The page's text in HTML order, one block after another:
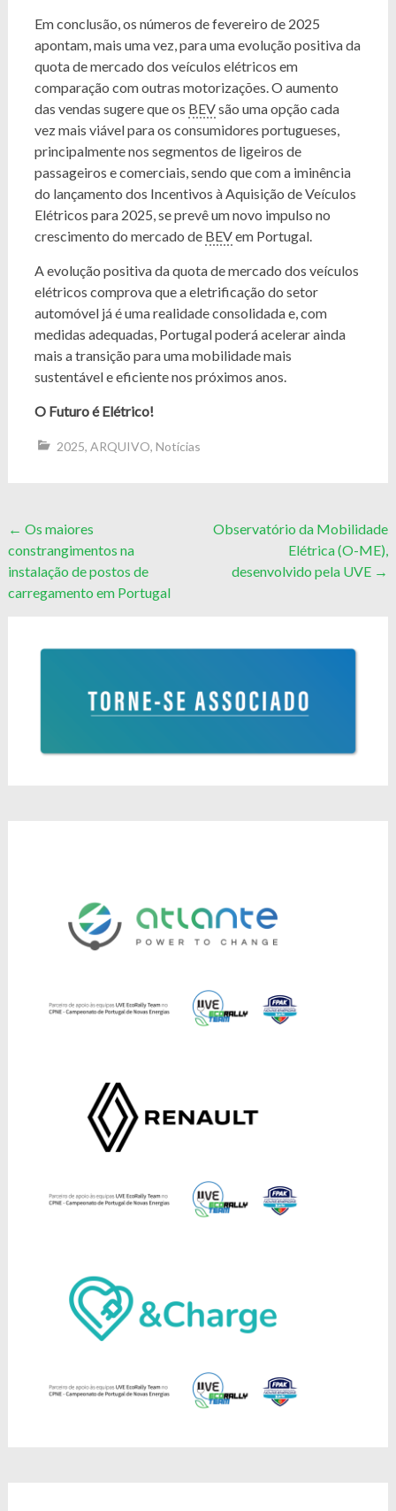
Em conclusão, os números de fevereiro de 2025
apontam, mais uma vez, para uma evolução positiva da
quota de mercado dos veículos elétricos em
comparação com outras motorizações. O aumento
das vendas sugere que os BEVsão uma opção cada
vez mais viável para os consumidores portugueses,
principalmente nos segmentos de ligeiros de
passageiros e comerciais, sendo que com a iminência
do lançamento dos Incentivos à Aquisição de Veículos
Elétricos para 2025, se prevê um novo impulso no
crescimento do mercado de BEVem Portugal.
A evolução positiva da quota de mercado dos veículos
elétricos comprova que a eletrificação do setor
automóvel já é uma realidade consolidada e, com
medidas adequadas, Portugal poderá acelerar ainda
mais a transição para uma mobilidade mais
sustentável e eficiente nos próximos anos.
O Futuro é Elétrico!
2025, ARQUIVO, Notícias
Post
navigation
← Os maiores
constrangimentos na
instalação de postos de
carregamento em Portugal
Observatório da Mobilidade
Elétrica (O-ME),
desenvolvido pela UVE →